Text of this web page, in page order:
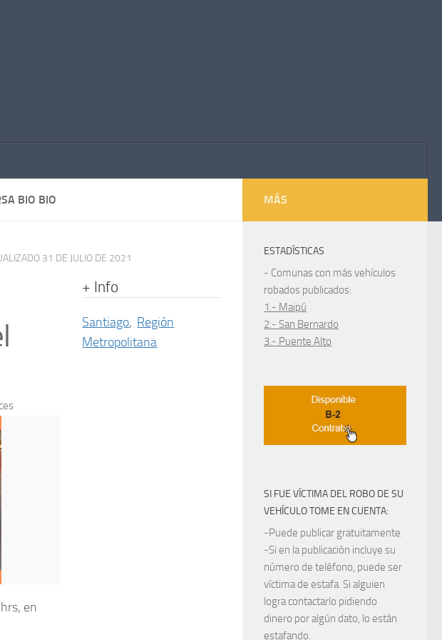
BIO BIO
31 DE JULIO DE 2021
en
+ Info
Santiago, Región
Metropolitana
MÁS
ESTADÍSTICAS
- Comunas con más vehículos
robados publicados:
1.- Maipú
2.- San Bernardo
3.- Puente Alto
SI FUE VÍCTIMA DEL ROBO DE SU
VEHÍCULO TOME EN CUENTA:
-Puede publicar gratuitamente.
-Si en la publicación incluye su
número de teléfono, puede ser
víctima de estafa. Si alguien
logra contactarlo pidiendo
dinero por algún dato, lo están
estafando.